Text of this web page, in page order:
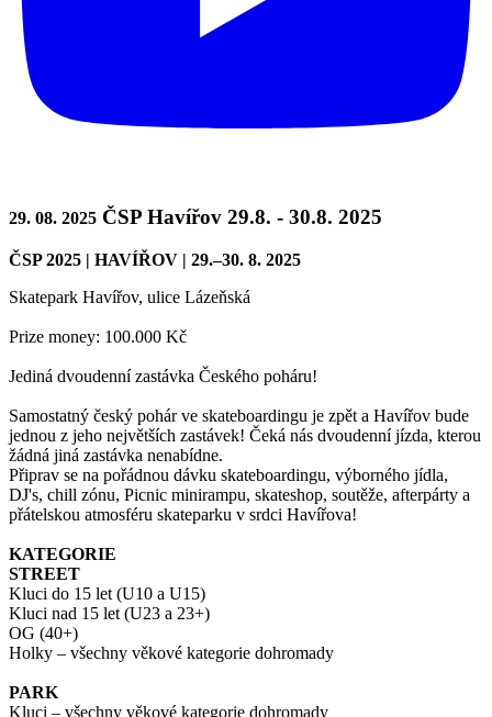
29. 08. 2025 ČSP Havířov 29.8. - 30.8. 2025
ČSP 2025 | HAVÍŘOV | 29.–30. 8. 2025
Skatepark Havířov, ulice Lázeňská
Prize money: 100.000 Kč
Jediná dvoudenní zastávka Českého poháru!
Samostatný český pohár ve skateboardingu je zpět a Havířov bude
jednou z jeho největších zastávek! Čeká nás dvoudenní jízda, kterou
žádná jiná zastávka nenabídne.
Připrav se na pořádnou dávku skateboardingu, výborného jídla,
DJ's, chill zónu, Picnic minirampu, skateshop, soutěže, afterpárty a
přátelskou atmosféru skateparku v srdci Havířova!
KATEGORIE
STREET
Kluci do 15 let (U10 a U15)
Kluci nad 15 let (U23 a 23+)
OG (40+)
Holky – všechny věkové kategorie dohromady
PARK
Kluci – všechny věkové kategorie dohromady